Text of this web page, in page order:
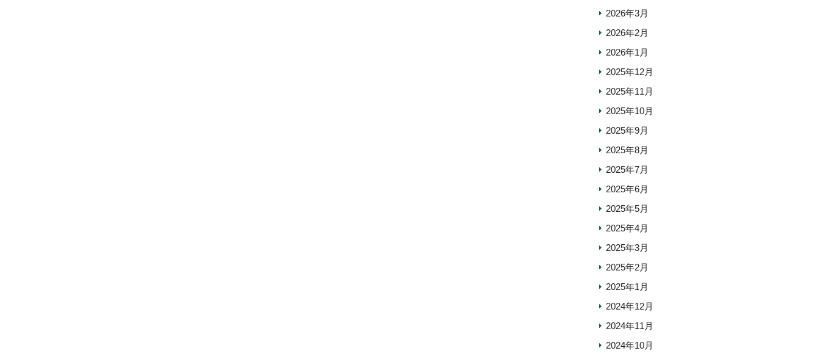
2026年3月
2026年2月
2026年1月
2025年12月
2025年11月
2025年10月
2025年9月
2025年8月
2025年7月
2025年6月
2025年5月
2025年4月
2025年3月
2025年2月
2025年1月
2024年12月
2024年11月
2024年10月